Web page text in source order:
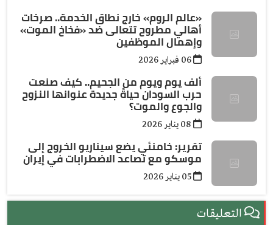
«عالم الروم» خارج نطاق الخدمة.. صرخات
أهالي مطروح تتعالى ضد «فخاخ الموت»
وإهمال الموظفين
ألف يوم ويوم من الجحيم.. كيف صنعت
حرب السودان حياةً جديدة عنوانها النزوح
والجوع والموت؟
تقرير: خامنئي يضع سيناريو الخروج إلى
موسكو مع تصاعد الاضطرابات في إيران
التعليقات